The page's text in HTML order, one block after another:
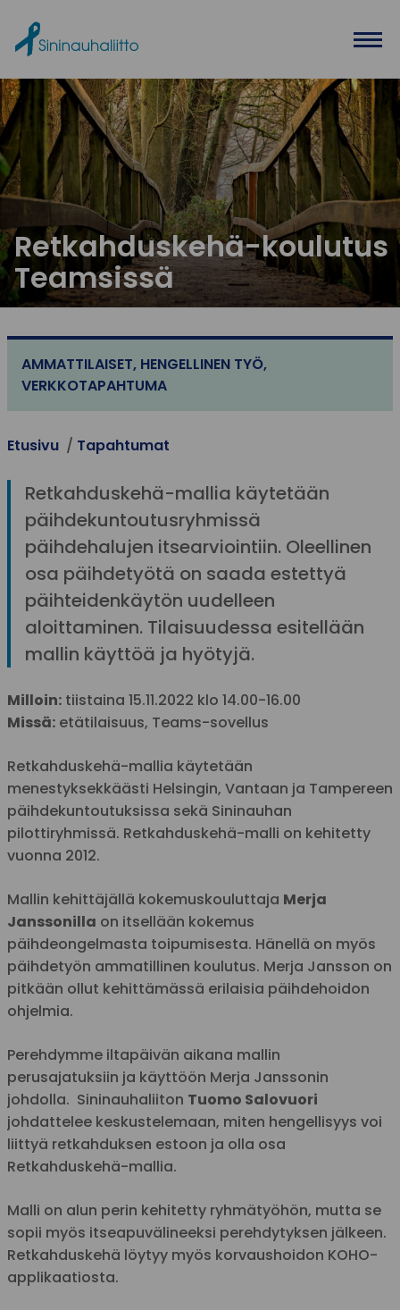
Retkahduskehä-koulutus
Teamsissä
AMMATTILAISET, HENGELLINEN TYÖ,
VERKKOTAPAHTUMA
Etusivu Tapahtumat
Retkahduskehä-mallia käytetään
päihdekuntoutusryhmissä
päihdehalujen itsearviointiin. Oleellinen
osa päihdetyötä on saada estettyä
päihteidenkäytön uudelleen
aloittaminen. Tilaisuudessa esitellään
mallin käyttöä ja hyötyjä.
Milloin: tiistaina 15.11.2022 klo 14.00-16.00
Missä: etätilaisuus, Teams-sovellus
Retkahduskehä-mallia käytetään
menestyksekkäästi Helsingin, Vantaan ja Tampereen
päihdekuntoutuksissa sekä Sininauhan
pilottiryhmissä. Retkahduskehä-malli on kehitetty
vuonna 2012.
Mallin kehittäjällä kokemuskouluttaja Merja
Janssonilla on itsellään kokemus
päihdeongelmasta toipumisesta. Hänellä on myös
päihdetyön ammatillinen koulutus. Merja Jansson on
pitkään ollut kehittämässä erilaisia päihdehoidon
ohjelmia.
Perehdymme iltapäivän aikana mallin
perusajatuksiin ja käyttöön Merja Janssonin
johdolla. Sininauhaliiton Tuomo Salovuori
johdattelee keskustelemaan, miten hengellisyys voi
liittyä retkahduksen estoon ja olla osa
Retkahduskehä-mallia.
Malli on alun perin kehitetty ryhmätyöhön, mutta se
sopii myös itseapuvälineeksi perehdytyksen jälkeen.
Retkahduskehä löytyy myös korvaushoidon KOHO-
applikaatiosta.